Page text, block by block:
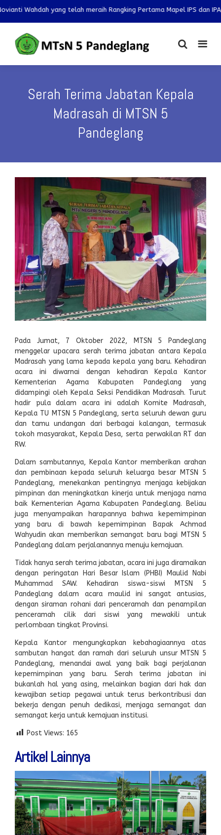
yang telah meraih Rangking Pertama Mapel IPS dan IPA pada
Serah Terima Jabatan Kepala
Madrasah di MTSN 5
Pandeglang
Pada Jumat, 7 Oktober 2022, MTSN 5 Pandeglang
menggelar upacara serah terima jabatan antara Kepala
Madrasah yang lama kepada kepala yang baru. Kehadiran
acara ini diwarnai dengan kehadiran Kepala Kantor
Kementerian Agama Kabupaten Pandeglang yang
didampingi oleh Kepala Seksi Pendidikan Madrasah. Turut
hadir pula dalam acara ini adalah Komite Madrasah,
Kepala TU MTSN 5 Pandeglang, serta seluruh dewan guru
dan tamu undangan dari berbagai kalangan, termasuk
tokoh masyarakat, Kepala Desa, serta perwakilan RT dan
RW.
Dalam sambutannya, Kepala Kantor memberikan arahan
dan pembinaan kepada seluruh keluarga besar MTSN 5
Pandeglang, menekankan pentingnya menjaga kebijakan
pimpinan dan meningkatkan kinerja untuk menjaga nama
baik Kementerian Agama Kabupaten Pandeglang. Beliau
juga menyampaikan harapannya bahwa kepemimpinan
yang baru di bawah kepemimpinan Bapak Achmad
Wahyudin akan memberikan semangat baru bagi MTSN 5
Pandeglang dalam perjalanannya menuju kemajuan.
Tidak hanya serah terima jabatan, acara ini juga diramaikan
dengan peringatan Hari Besar Islam (PHBI) Maulid Nabi
Muhammad SAW. Kehadiran siswa-siswi MTSN 5
Pandeglang dalam acara maulid ini sangat antusias,
dengan siraman rohani dari penceramah dan penampilan
penceramah cilik dari siswi yang mewakili untuk
perlombaan tingkat Provinsi.
Kepala Kantor mengungkapkan kebahagiaannya atas
sambutan hangat dan ramah dari seluruh unsur MTSN 5
Pandeglang, menandai awal yang baik bagi perjalanan
kepemimpinan yang baru. Serah terima jabatan ini
bukanlah hal yang asing, melainkan bagian dari hak dan
kewajiban setiap pegawai untuk terus berkontribusi dan
bekerja dengan penuh dedikasi, menjaga semangat dan
semangat kerja untuk kemajuan institusi.
Post Views: 165
Artikel Lainnya